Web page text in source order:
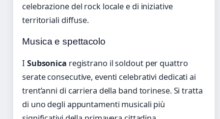
celebrazione del rock locale e di iniziative
territoriali diffuse.
Musica e spettacolo
I Subsonica registrano il soldout per quattro
serate consecutive, eventi celebrativi dedicati ai
trent’anni di carriera della band torinese. Si tratta
di uno degli appuntamenti musicali più